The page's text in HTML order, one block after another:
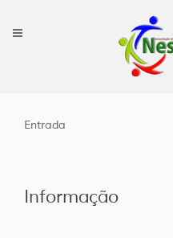
Entrada
Informação